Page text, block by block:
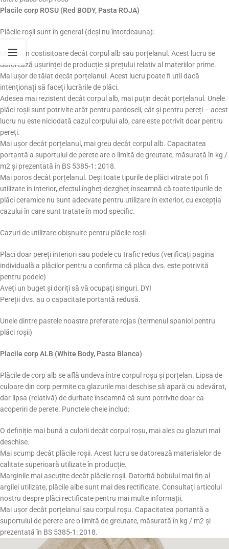
Placile corp ROSU (Red BODY, Pasta ROJA)
Plăcile roșii sunt în general (deși nu întotdeauna):
Mai puțin costisitoare decât corpul alb sau porțelanul. Acest lucru se
datorează ușurinței de producție și prețului relativ al materiilor prime.
Mai ușor de tăiat decât porțelanul. Acest lucru poate fi util dacă
intenționați să faceți lucrările de plăci.
Adesea mai rezistent decât corpul alb, mai puțin decât porțelanul. Unele
plăci roșii sunt potrivite atât pentru pardoseli, cât și pentru pereți – acest
lucru nu este niciodată cazul corpului alb, care este potrivit doar pentru
pereți.
Mai ușor decât porțelanul, mai greu decât corpul alb. Capacitatea
portantă a suportului de perete are o limită de greutate, măsurată în kg /
m2 și prezentată în BS 5385-1: 2018.
Mai poros decât porțelanul. Deși toate tipurile de plăci vitrate pot fi
utilizate în interior, efectul îngheț-dezgheț înseamnă că toate tipurile de
plăci ceramice nu sunt adecvate pentru utilizare în exterior, cu excepția
cazului în care sunt tratate în mod specific.
Cazuri de utilizare obișnuite pentru plăcile roșii
Placi doar pereți interiori sau podele cu trafic redus (verificați pagina
individuală a plăcilor pentru a confirma că plăca dvs. este potrivită
pentru podele)
Aveți un buget și doriți să vă ocupați singuri. DYI
Pereții dvs. au o capacitate portantă redusă.
Unele dintre pastele noastre preferate rojas (termenul spaniol pentru
plăci roșii)
Placile corp ALB (White Body, Pasta Blanca)
Plăcile de corp alb se află undeva între corpul roșu și porțelan. Lipsa de
culoare din corp permite ca glazurile mai deschise să apară cu adevărat,
dar lipsa (relativă) de duritate înseamnă că sunt potrivite doar ca
acoperiri de perete. Punctele cheie includ:
O definiție mai bună a culorii decât corpul roșu, mai ales cu glazuri mai
deschise.
Mai scump decât plăcile roșii. Acest lucru se datorează materialelor de
calitate superioară utilizate în producție.
Marginile mai ascuțite decât plăcile roșii. Datorită bobului mai fin al
argilei utilizate, plăcile albe sunt mai des rectificate. Consultați articolul
nostru despre plăci rectificate pentru mai multe informații.
Mai ușor decât porțelanul sau corpul roșu. Capacitatea portantă a
suportului de perete are o limită de greutate, măsurată în kg / m2 și
prezentată în BS 5385-1: 2018.